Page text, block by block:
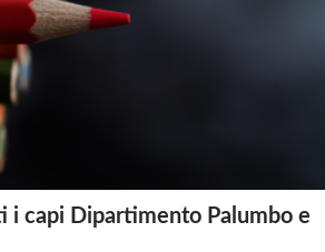
i capi Dipartimento Palumbo e